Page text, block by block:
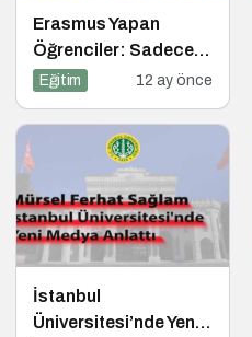
Erasmus Yapan
Öğrenciler: Sadece
Ülke Değil, Bakış Açısı
Eğitim 12 ay önce
İstanbul
Üniversitesi’nde Yeni